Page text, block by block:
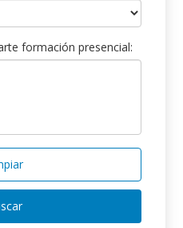
formación presencial: